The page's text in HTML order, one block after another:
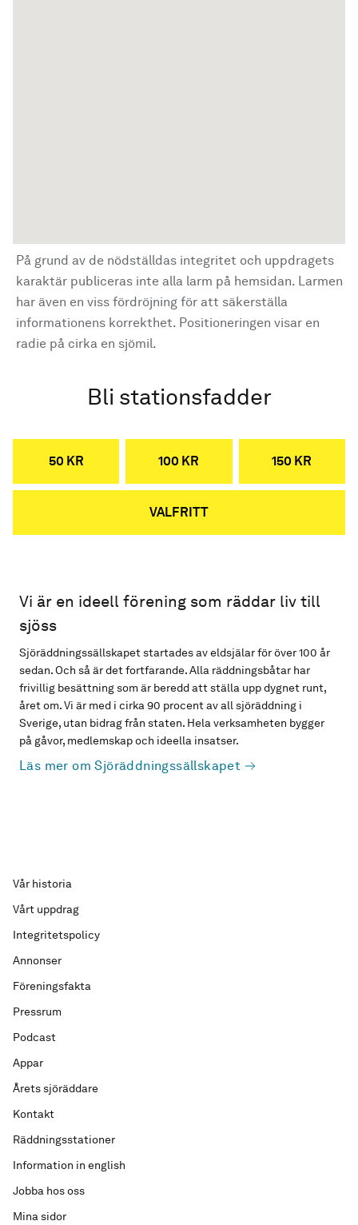
På grund av de nödställdas integritet och uppdragets
karaktär publiceras inte alla larm på hemsidan. Larmen
har även en viss fördröjning för att säkerställa
informationens korrekthet. Positioneringen visar en
radie på cirka en sjömil.
Bli stationsfadder
50 KR 100 KR 150 KR
VALFRITT
Vi är en ideell förening som räddar liv till
sjöss
Sjöräddningssällskapet startades av eldsjälar för över 100 år
sedan. Och så är det fortfarande. Alla räddningsbåtar har
frivillig besättning som är beredd att ställa upp dygnet runt,
året om. Vi är med i cirka 90 procent av all sjöräddning i
Sverige, utan bidrag från staten. Hela verksamheten bygger
på gåvor, medlemskap och ideella insatser.
Läs mer om Sjöräddningssällskapet
Vår historia
Vårt uppdrag
Integritetspolicy
Annonser
Föreningsfakta
Pressrum
Podcast
Appar
Årets sjöräddare
Kontakt
Räddningsstationer
Information in english
Jobba hos oss
Mina sidor